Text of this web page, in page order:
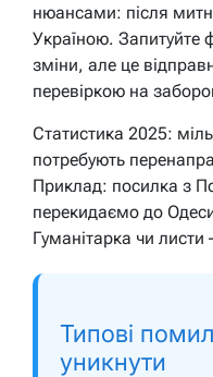
нюансами: після
Україною. Запитуйте
зміни, але це
перевіркою на
Статистика 2025:
потребують
Приклад: посилка з
перекидаємо до
Гуманітарка чи листи
Типові
уникнути